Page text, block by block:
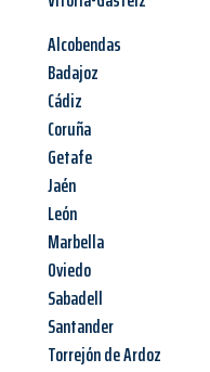
Alcobendas
Badajoz
Cádiz
Coruña
Getafe
Jaén
León
Marbella
Oviedo
Sabadell
Santander
Torrejón de Ardoz